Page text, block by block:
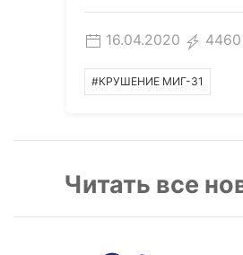
16.04.2020 4460
#КРУШЕНИЕ МИГ-31
Читать все